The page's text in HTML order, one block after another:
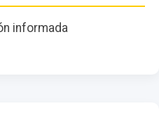
informada